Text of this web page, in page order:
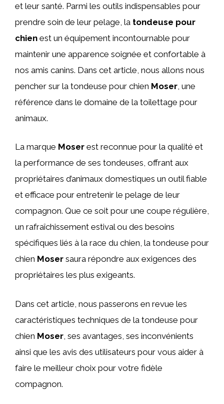
et leur santé. Parmi les outils indispensables pour
prendre soin de leur pelage, la tondeuse pour
chien est un équipement incontournable pour
maintenir une apparence soignée et confortable à
nos amis canins. Dans cet article, nous allons nous
pencher sur la tondeuse pour chien Moser , une
référence dans le domaine de la toilettage pour
animaux.
La marque Moser est reconnue pour la qualité et
la performance de ses tondeuses, offrant aux
propriétaires d’animaux domestiques un outil fiable
et efficace pour entretenir le pelage de leur
compagnon. Que ce soit pour une coupe régulière,
un rafraîchissement estival ou des besoins
spécifiques liés à la race du chien, la tondeuse pour
chien Moser saura répondre aux exigences des
propriétaires les plus exigeants.
Dans cet article, nous passerons en revue les
caractéristiques techniques de la tondeuse pour
chien Moser , ses avantages, ses inconvénients
ainsi que les avis des utilisateurs pour vous aider à
faire le meilleur choix pour votre fidèle
compagnon.